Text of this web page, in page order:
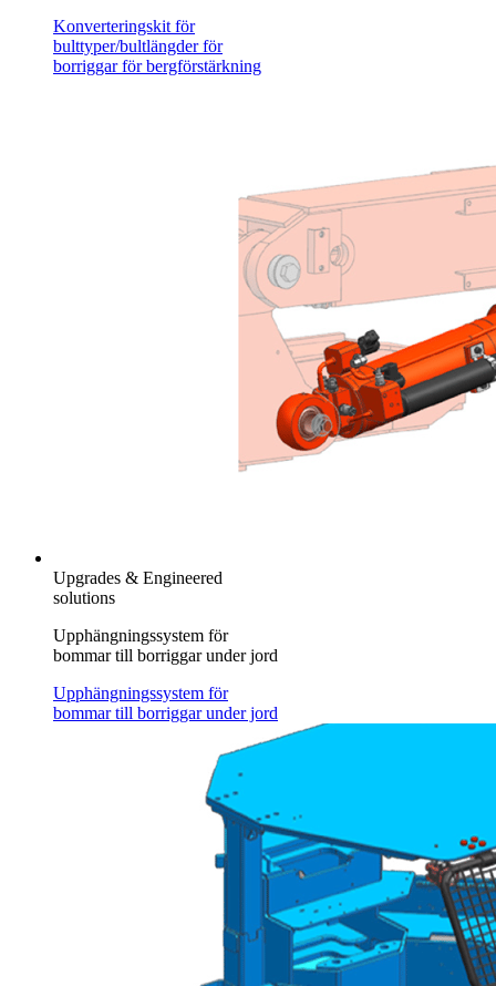
Konverteringskit för
bulttyper/bultlängder för
borriggar för bergförstärkning
Upgrades & Engineered
solutions
Upphängningssystem för
bommar till borriggar under jord
Upphängningssystem för
bommar till borriggar under jord